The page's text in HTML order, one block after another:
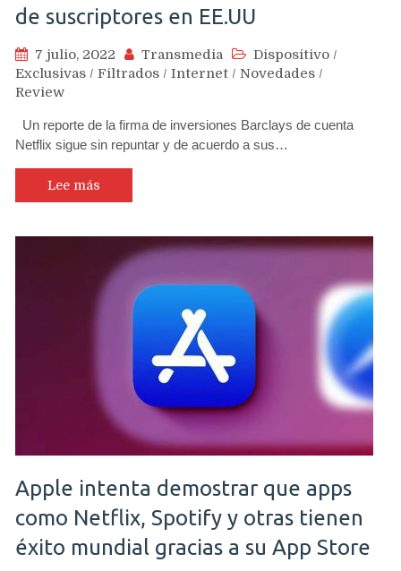
de suscriptores en EE.UU
7 julio, 2022 Transmedia Dispositivo /
Exclusivas / Filtrados / Internet / Novedades /
Review
Un reporte de la firma de inversiones Barclays de cuenta
Netflix sigue sin repuntar y de acuerdo a sus…
Lee más
Apple intenta demostrar que apps
como Netflix, Spotify y otras tienen
éxito mundial gracias a su App Store